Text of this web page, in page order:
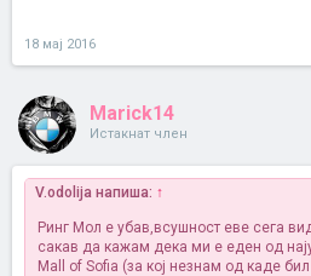
18 мај 2016
Marick14
Истакнат член
V.odolija напиша: ↑
Ринг Мол е убав,всушност еве сега
сакав да кажам дека ми е еден од
Mall of Sofia (за кој незнам од каде